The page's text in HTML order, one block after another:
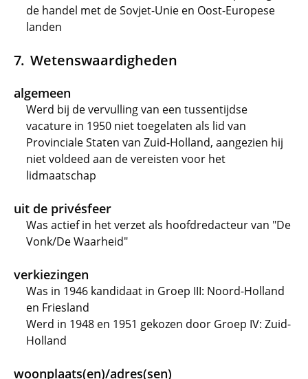
de handel met de Sovjet-Unie en Oost-Europese
landen
Wetenswaardigheden
algemeen
Werd bij de vervulling van een tussentijdse
vacature in 1950 niet toegelaten als lid van
Provinciale Staten van Zuid-Holland, aangezien hij
niet voldeed aan de vereisten voor het
lidmaatschap
uit de privésfeer
Was actief in het verzet als hoofdredacteur van "De
Vonk/De Waarheid"
verkiezingen
Was in 1946 kandidaat in Groep III: Noord-Holland
en Friesland
Werd in 1948 en 1951 gekozen door Groep IV: Zuid-
Holland
woonplaats(en)/adres(sen)